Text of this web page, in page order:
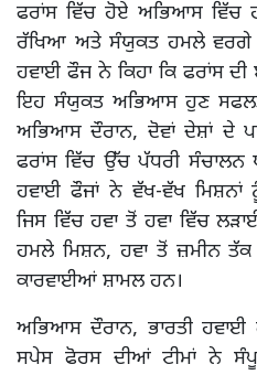
ਫਰਾਂਸ ਵਿੱਚ ਹੋਏ ਅਭਿਆਸ ਵਿੱਚ
ਰੱਖਿਆ ਅਤੇ ਸੰਯੁਕਤ ਹਮਲੇ ਵਰਗੇ
ਹਵਾਈ ਫੌਜ ਨੇ ਕਿਹਾ ਕਿ ਫਰਾਂਸ
ਇਹ ਸੰਯੁਕਤ ਅਭਿਆਸ ਹੁਣ
ਅਭਿਆਸ ਦੌਰਾਨ, ਦੋਵਾਂ ਦੇਸ਼ਾਂ ਦੇ
ਫਰਾਂਸ ਵਿੱਚ ਉੱਚ ਪੱਧਰੀ ਸੰਚਾਲਨ
ਹਵਾਈ ਫੌਜਾਂ ਨੇ ਵੱਖ-ਵੱਖ ਮਿਸ਼ਨਾਂ
ਜਿਸ ਵਿੱਚ ਹਵਾ ਤੋਂ ਹਵਾ ਵਿੱਚ
ਹਮਲੇ ਮਿਸ਼ਨ, ਹਵਾ ਤੋਂ ਜ਼ਮੀਨ
ਕਾਰਵਾਈਆਂ ਸ਼ਾਮਲ ਹਨ।
ਅਭਿਆਸ ਦੌਰਾਨ, ਭਾਰਤੀ
ਸਪੇਸ ਫੋਰਸ ਦੀਆਂ ਟੀਮਾਂ ਨੇ